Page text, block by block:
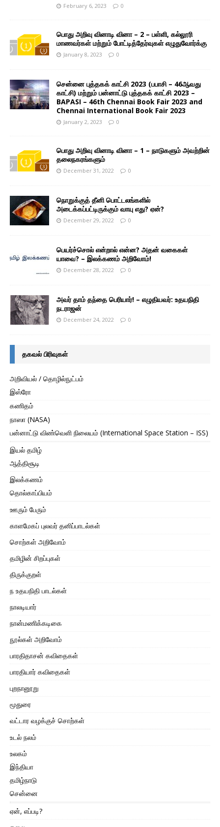
February 6, 2023 0
பொது அறிவு வினாடி வினா – 2 – பள்ளி, கல்லூரி
மாணவர்கள் மற்றும் போட்டித்தேர்வுகள் எழுதுவோர்க்கு
January 8, 2023 0
சென்னை புத்தகக் காட்சி 2023 (பபாசி – 46ஆவது
காட்சி) மற்றும் பன்னாட்டு புத்தகக் காட்சி 2023 –
BAPASI – 46th Chennai Book Fair 2023 and
Chennai International Book Fair 2023
January 2, 2023 0
பொது அறிவு வினாடி வினா – 1 – நாடுகளும் அவற்றின்
தலைநகரங்களும்
December 31, 2022 0
நொறுக்குத் தீனி பொட்டலங்களில்
அடைக்கப்பட்டிருக்கும் வாயு எது? ஏன்?
December 29, 2022 0
பெயர்ச்சொல் என்றால் என்ன? அதன் வகைகள்
யாவை? – இலக்கணம் அறிவோம்!
December 28, 2022 0
அவர் தாம் தந்தை பெரியார்! – எழுதியவர்: உதயநிதி
நடராஜன்
December 24, 2022 0
தகவல் பிரிவுகள்
அறிவியல் / தொழில்நுட்பம்
இஸ்ரோ
கணிதம்
நாஸா (NASA)
பன்னாட்டு விண்வெளி நிலையம் (International Space Station – ISS)
இயல் தமிழ்
ஆத்திசூடி
இலக்கணம்
தொல்காப்பியம்
ஊரும் பேரும்
காளமேகப் புலவர் தனிப்பாடல்கள்
சொற்கள் அறிவோம்
தமிழின் சிறப்புகள்
திருக்குறள்
ந உதயநிதி பாடல்கள்
நாலடியார்
நான்மணிக்கடிகை
நூல்கள் அறிவோம்
பாரதிதாசன் கவிதைகள்
பாரதியார் கவிதைகள்
புறநானூறு
மூதுரை
வட்டார வழக்குச் சொற்கள்
உடல் நலம்
உலகம்
இந்தியா
தமிழ்நாடு
சென்னை
ஏன், எப்படி?